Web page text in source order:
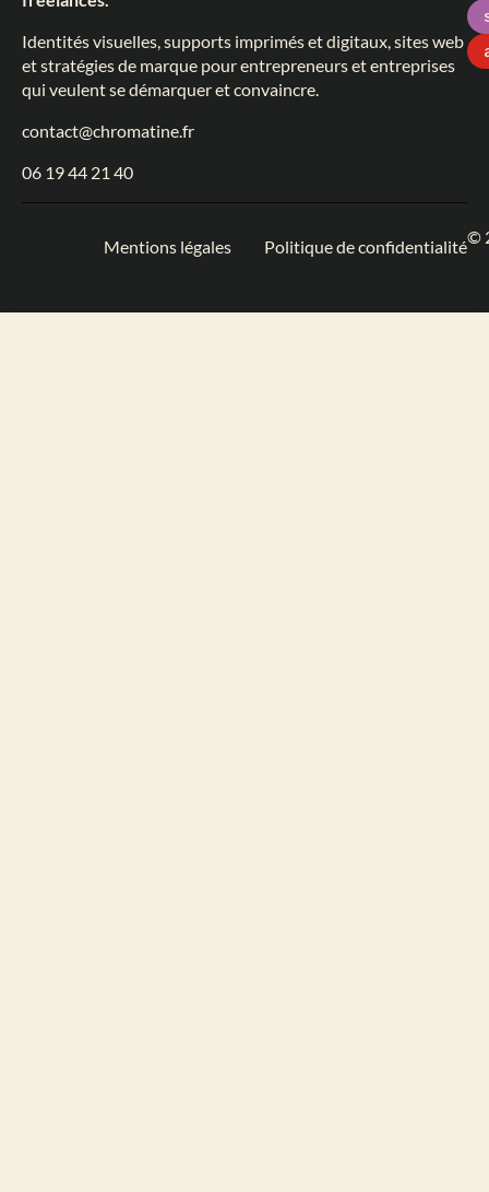
Identités visuelles, supports imprimés et digitaux, sites web
et stratégies de marque pour entrepreneurs et entreprises
qui veulent se démarquer et convaincre.
contact@chromatine.fr
06 19 44 21 40
©
Mentions légales Politique de confidentialité